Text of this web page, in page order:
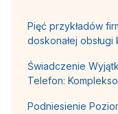
Pięć przykładów
doskonałej obsługi
Świadczenie
Telefon:
Podniesienie